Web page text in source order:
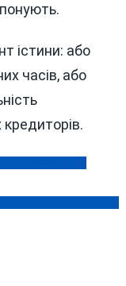
істини: або
часів, або